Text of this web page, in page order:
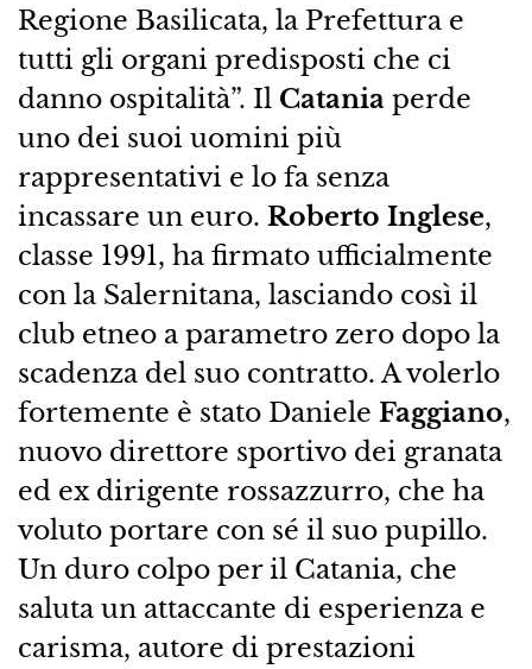
Regione Basilicata, la Prefettura e
tutti gli organi predisposti che ci
danno ospitalità”. Il Cataniaperde
uno dei suoi uomini più
rappresentativi e lo fa senza
incassare un euro. Roberto Inglese,
classe 1991, ha firmato ufficialmente
con la Salernitana, lasciando così il
club etneo a parametro zero dopo la
scadenza del suo contratto. A volerlo
fortemente è stato Daniele Faggiano,
nuovo direttore sportivo dei granata
ed ex dirigente rossazzurro, che ha
voluto portare con sé il suo pupillo.
Un duro colpo per il Catania, che
saluta un attaccante di esperienza e
carisma, autore di prestazioni